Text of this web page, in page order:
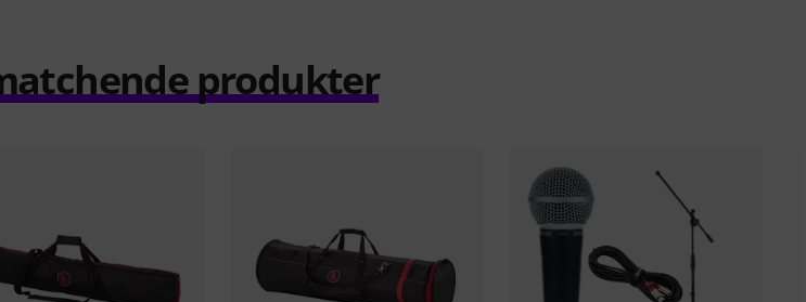
produkter